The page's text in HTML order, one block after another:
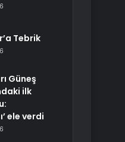
Tebrik
Güneş
ilk
ele verdi